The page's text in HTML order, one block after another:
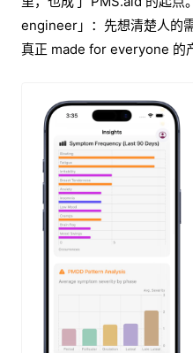
engineer」：先想清楚人的
真正 made for everyone 的